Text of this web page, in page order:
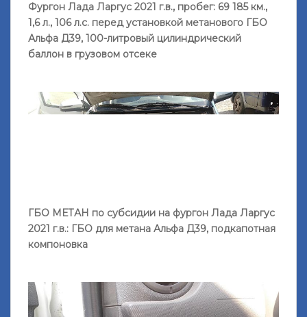
Фургон Лада Ларгус 2021 г.в., пробег: 69 185 км.,
1,6 л., 106 л.с. перед установкой метанового ГБО
Альфа Д39, 100-литровый цилиндрический
баллон в грузовом отсеке
ГБО МЕТАН по субсидии на фургон Лада Ларгус
2021 г.в.: ГБО для метана Альфа Д39, подкапотная
компоновка